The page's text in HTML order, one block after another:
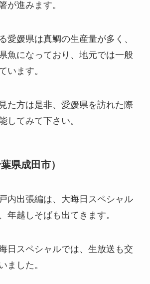
が進みます。
愛媛県は真鯛の生産量が多く、
魚になっており、地元では一般
います。
た方は是非、愛媛県を訪れた際
してみて下さい。
県成田市）
内出張編は、大晦日スペシャル
年越しそばも出てきます。
日スペシャルでは、生放送も交
ました。